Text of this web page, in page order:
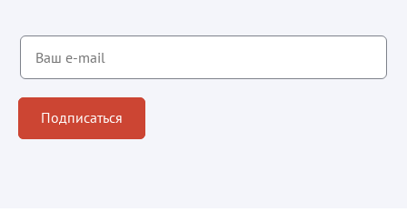
Подписаться